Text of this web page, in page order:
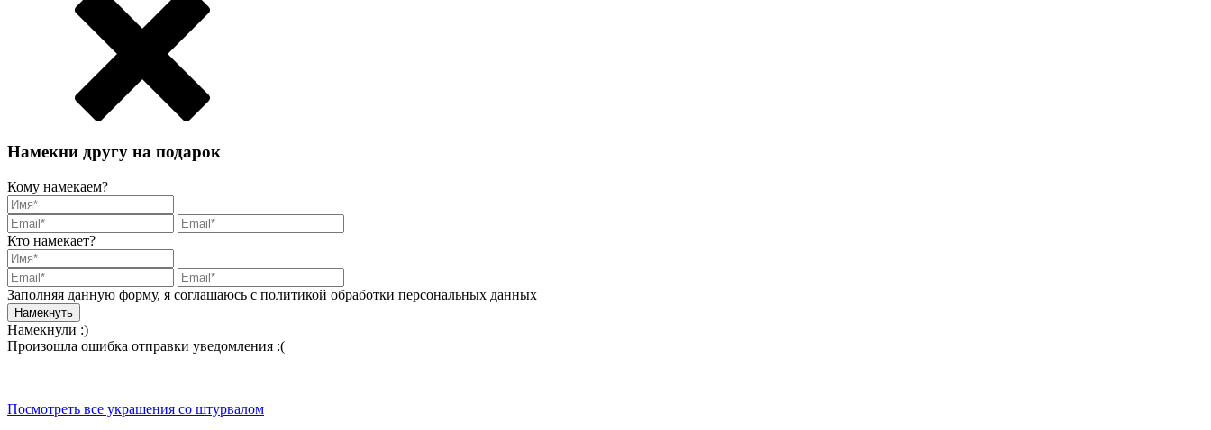
Намекни другу на подарок
Кому намекаем?
Кто намекает?
Заполняя данную форму, я соглашаюсь с политикой обработки персональных данных
Намекнули :)
Произошла ошибка отправки уведомления :(
Посмотреть все украшения со штурвалом